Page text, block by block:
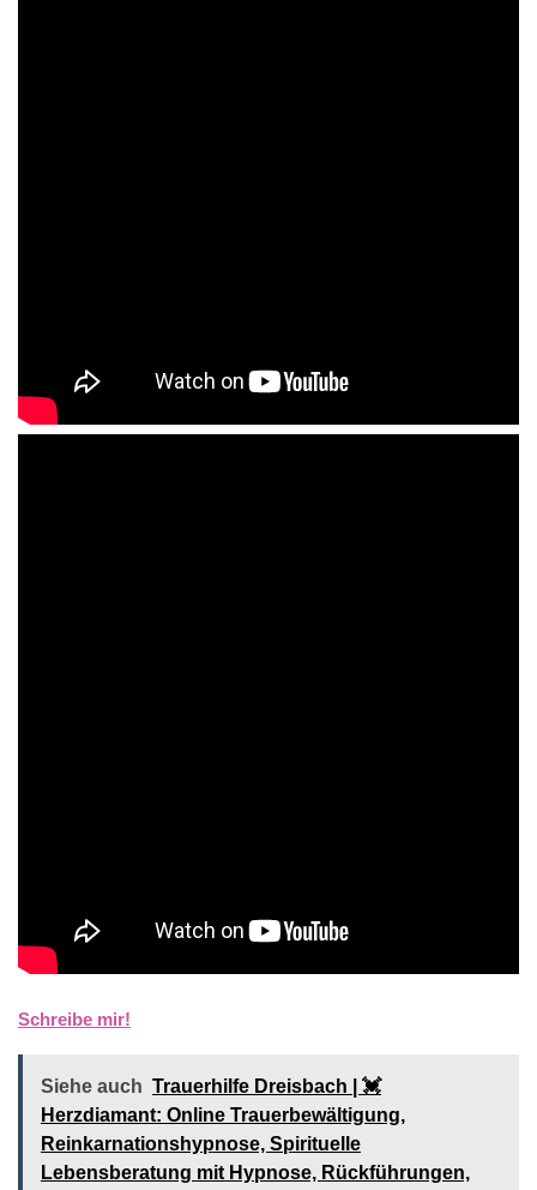
Schreibe mir!
Siehe auch Trauerhilfe Dreisbach | 💓️️
Herzdiamant: Online Trauerbewältigung,
Reinkarnationshypnose, Spirituelle
Lebensberatung mit Hypnose, Rückführungen,